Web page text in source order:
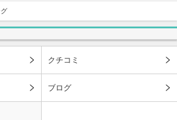
クチコミ
ブログ